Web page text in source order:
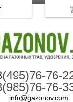
76-
76-
info@gazonov.com